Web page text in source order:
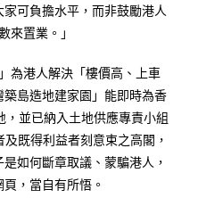
可負擔水平，而非鼓勵港人
來置業。」
為港人解決「樓價高、上車
島造地建家園」能即時為香
並已納入土地供應專責小組
既得利益者刻意束之高閣，
如何斷章取議、蒙騙港人，
，當自有所悟。